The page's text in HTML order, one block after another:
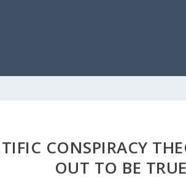
CONSPIRACY
OUT TO BE TRUE